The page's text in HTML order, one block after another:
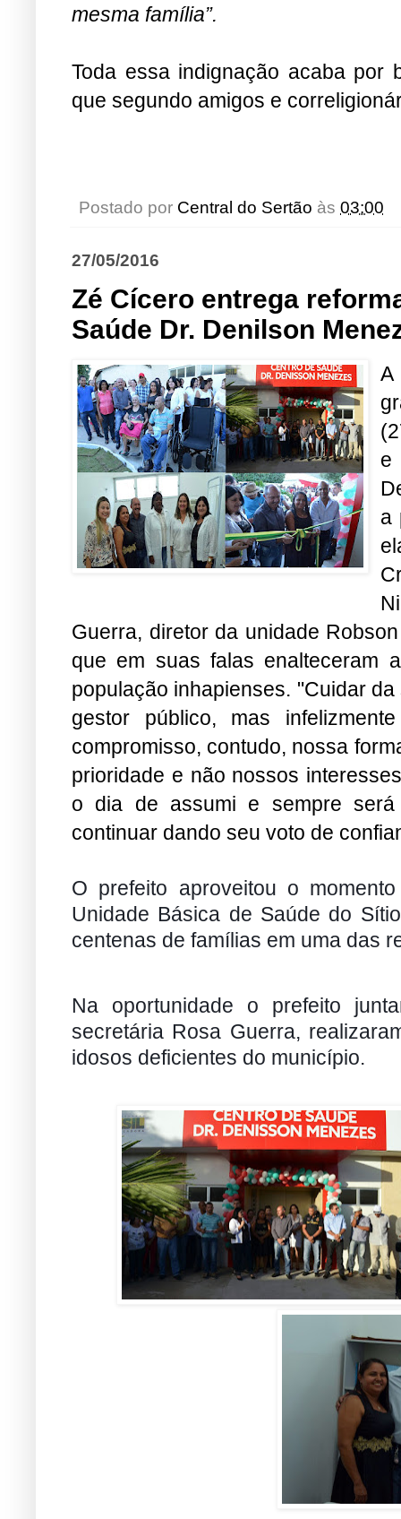
mesma família”.
Toda essa indignação acaba por
que segundo amigos e
Postado por Central do Sertão às 03:00
27/05/2016
Zé Cícero entrega
Saúde Dr. Denilson
A
e
a
Guerra, diretor da unidade
que em suas falas enalteceram
população inhapienses. "Cuidar
gestor público, mas
compromisso, contudo, nossa
prioridade e não nossos
o dia de assumi e sempre
continuar dando seu voto de
O prefeito aproveitou o
Unidade Básica de Saúde do
centenas de famílias em uma das
Na oportunidade o prefeito
secretária Rosa Guerra,
idosos deficientes do município.